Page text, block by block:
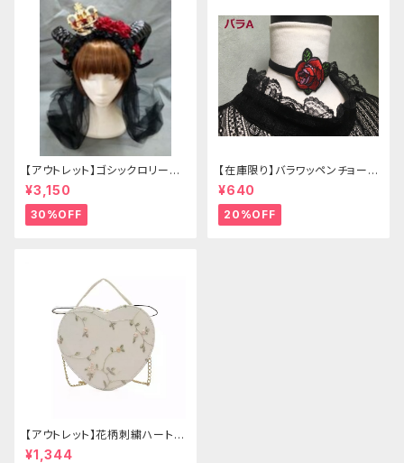
【アウトレット】ゴシックロリータ
ゴールドクラウン＆ホーン(ヴェ
ール付き)
¥3,150
30%OFF
【在庫限り】バラワッペンチョーカ
ー
¥640
20%OFF
【アウトレット】花柄刺繍ハートバ
ッグ
¥1,344